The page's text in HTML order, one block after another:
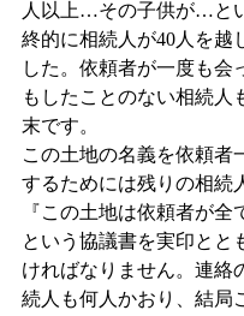
人以上…その子供が…と
終的に相続人が40人を越
した。依頼者が一度も会
もしたことのない相続人
末です。
この土地の名義を依頼者
するためには残りの相続
『この土地は依頼者が全
という協議書を実印とと
ければなりません。連絡
続人も何人かおり、結局